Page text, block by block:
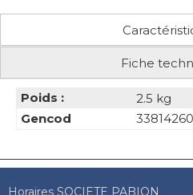
Fiche
Poids :
2.5 kg
Gencod
Horaires SOCIETE PABION